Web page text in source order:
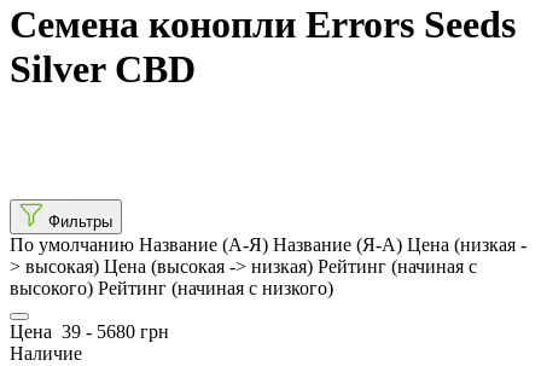
Семена конопли Errors Seeds
Silver СBD
Фильтры
По умолчанию Название (А-Я) Название (Я-А) Цена (низкая -
> высокая) Цена (высокая -> низкая) Рейтинг (начиная с
высокого) Рейтинг (начиная с низкого)
Цена 39 - 5680 грн
Наличие